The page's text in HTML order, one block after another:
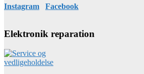
Instagram Facebook
Elektronik reparation